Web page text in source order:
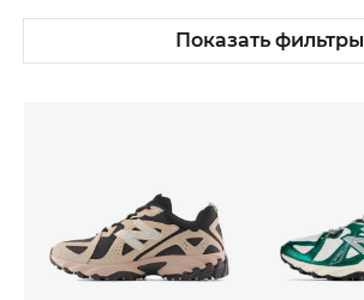
Показать фильтры